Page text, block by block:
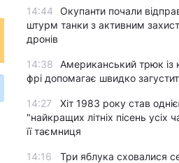
14:44
Окупанти почали
штурм танки з активним
дронів
14:38
Американський трюк із
фрі допомагає швидко
14:27
Хіт 1983 року став
"найкращих літніх пісень усіх
її таємниця
14:16
Три яблука сховалися